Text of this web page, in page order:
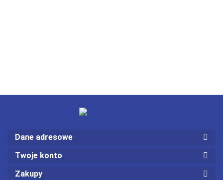
Dane adresowe
Twoje konto
Zakupy